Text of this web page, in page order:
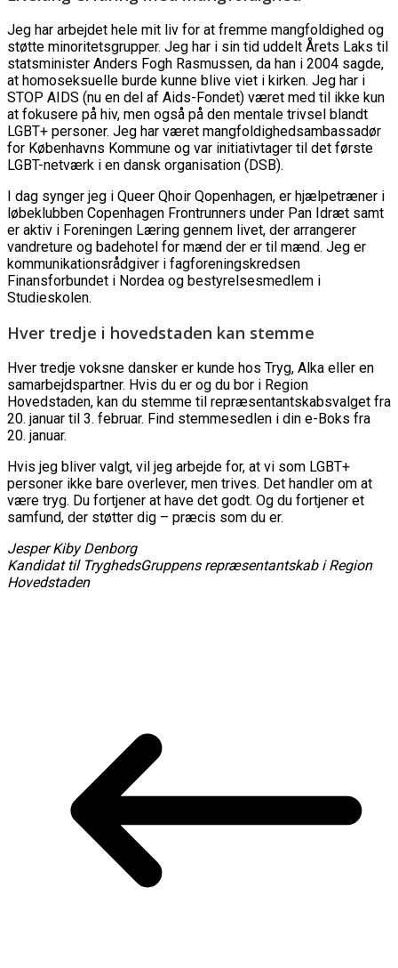
Jeg har arbejdet hele mit liv for at fremme mangfoldighed og
støtte minoritetsgrupper. Jeg har i sin tid uddelt Årets Laks til
statsminister Anders Fogh Rasmussen, da han i 2004 sagde,
at homoseksuelle burde kunne blive viet i kirken. Jeg har i
STOP AIDS (nu en del af Aids-Fondet) været med til ikke kun
at fokusere på hiv, men også på den mentale trivsel blandt
LGBT+ personer. Jeg har været mangfoldighedsambassadør
for Københavns Kommune og var initiativtager til det første
LGBT-netværk i en dansk organisation (DSB).
I dag synger jeg i Queer Qhoir Qopenhagen, er hjælpetræner i
løbeklubben Copenhagen Frontrunners under Pan Idræt samt
er aktiv i Foreningen Læring gennem livet, der arrangerer
vandreture og badehotel for mænd der er til mænd. Jeg er
kommunikationsrådgiver i fagforeningskredsen
Finansforbundet i Nordea og bestyrelsesmedlem i
Studieskolen.
Hver tredje i hovedstaden kan stemme
Hver tredje voksne dansker er kunde hos Tryg, Alka eller en
samarbejdspartner. Hvis du er og du bor i Region
Hovedstaden, kan du stemme til repræsentantskabsvalget fra
20. januar til 3. februar. Find stemmesedlen i din e-Boks fra
20. januar.
Hvis jeg bliver valgt, vil jeg arbejde for, at vi som LGBT+
personer ikke bare overlever, men trives. Det handler om at
være tryg. Du fortjener at have det godt. Og du fortjener et
samfund, der støtter dig – præcis som du er.
Jesper Kiby Denborg
Kandidat til TryghedsGruppens repræsentantskab i Region
Hovedstaden